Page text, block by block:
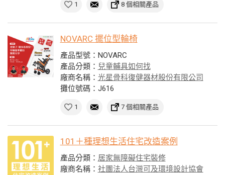
1 8 個相關產品
NOVARC 擺位型輪椅
產品型號：NOVARC
產品分類： 兒童輔具如何找
廠商名稱： 光星骨科復健器材股份有限公司
攤位號碼：J616
1 7 個相關產品
101＋種理想生活住宅改造案例
產品分類： 居家無障礙住宅裝修
廠商名稱： 社團法人台灣可及環境設計協會